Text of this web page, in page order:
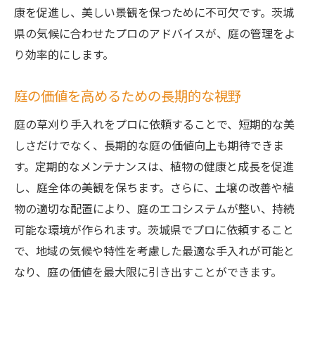
康を促進し、美しい景観を保つために不可欠です。茨城
県の気候に合わせたプロのアドバイスが、庭の管理をよ
り効率的にします。
庭の価値を高めるための長期的な視野
庭の草刈り手入れをプロに依頼することで、短期的な美
しさだけでなく、長期的な庭の価値向上も期待できま
す。定期的なメンテナンスは、植物の健康と成長を促進
し、庭全体の美観を保ちます。さらに、土壌の改善や植
物の適切な配置により、庭のエコシステムが整い、持続
可能な環境が作られます。茨城県でプロに依頼すること
で、地域の気候や特性を考慮した最適な手入れが可能と
なり、庭の価値を最大限に引き出すことができます。